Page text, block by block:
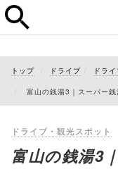
トップ ドライブ ドラ
富山の銭湯3｜スーパー
ドライブ・観光スポット
富山の銭湯3